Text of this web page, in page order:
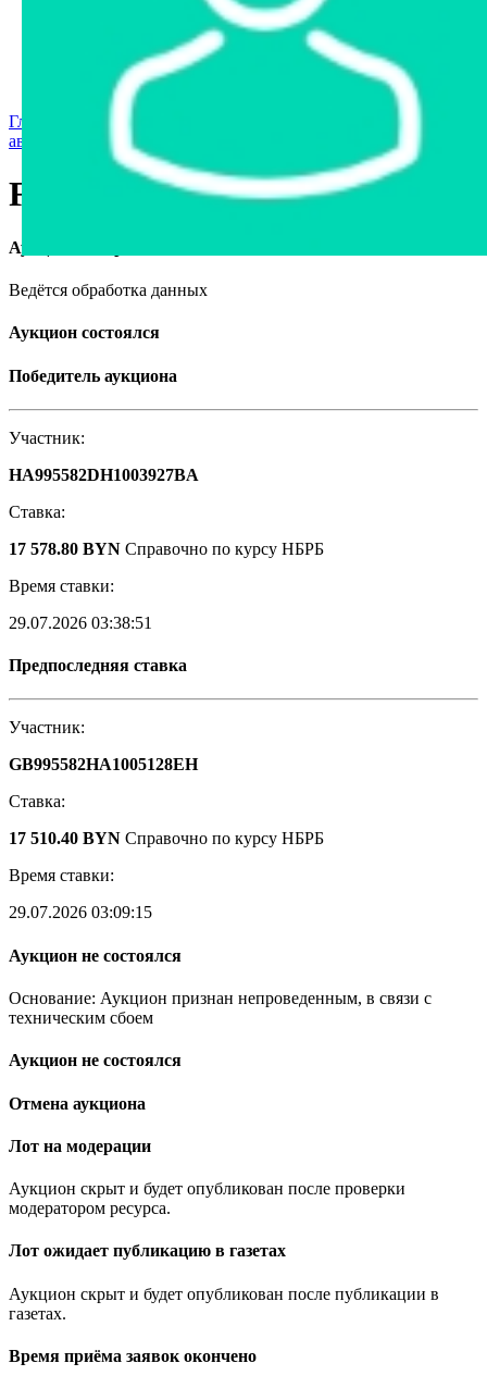
Арестованное имущество
Реестр несостоявшихся торгов
Реестр переоценок
Государственное имущество
Главная страница
автомобили
Fiat Doblo, 2018
Fiat Doblo, 2018
Аукцион завершён
Ведётся обработка данных
Аукцион состоялся
Победитель аукциона
Участник:
HA995582DH1003927BA
Ставка:
17 578.80 BYN Справочно по курсу НБРБ
Время ставки:
29.07.2026 03:38:51
Предпоследняя ставка
Участник:
GB995582HA1005128EH
Ставка:
17 510.40 BYN Справочно по курсу НБРБ
Время ставки:
29.07.2026 03:09:15
Аукцион не состоялся
Основание: Аукцион признан непроведенным, в связи с
техническим сбоем
Аукцион не состоялся
Отмена аукциона
Лот на модерации
Аукцион скрыт и будет опубликован после проверки
модератором ресурса.
Лот ожидает публикацию в газетах
Аукцион скрыт и будет опубликован после публикации в
газетах.
Время приёма заявок окончено